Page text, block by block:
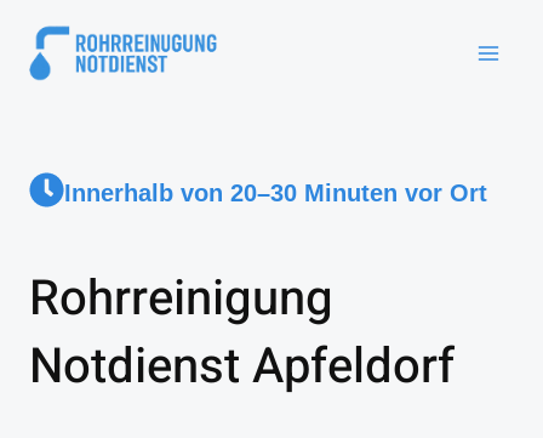
Innerhalb von 20–30 Minuten vor Ort
Rohrreinigung
Notdienst Apfeldorf